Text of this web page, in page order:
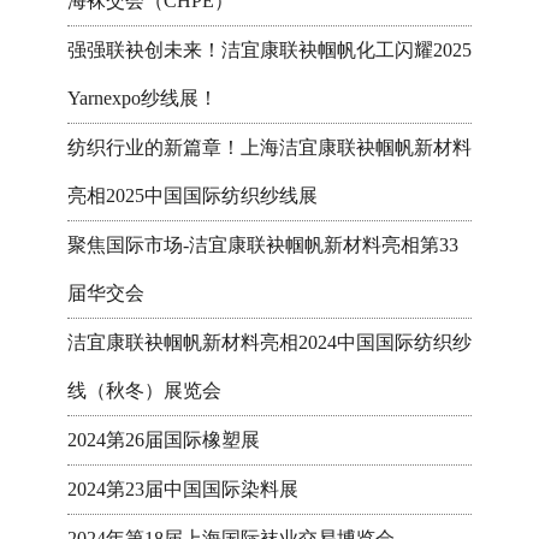
强强联袂创未来！洁宜康联袂帼帆化工闪耀2025
Yarnexpo纱线展！
纺织行业的新篇章！上海洁宜康联袂帼帆新材料
亮相2025中国国际纺织纱线展
聚焦国际市场-洁宜康联袂帼帆新材料亮相第33
届华交会
洁宜康联袂帼帆新材料亮相2024中国国际纺织纱
线（秋冬）展览会
2024第26届国际橡塑展
2024第23届中国国际染料展